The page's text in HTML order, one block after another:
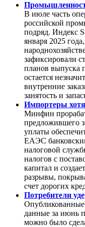
В июле часть
российской
подряд. Индекс
января 2025
зафиксировали
планов выпуска
остается
внутренние
занятость и
Импортеры
Минфин
предложившего
уплаты
ЕАЭС
налоговой
налогов с
капитал и
разрывы,
счет дорогих
Потребители
Опубликованные
данные за июнь
можно было